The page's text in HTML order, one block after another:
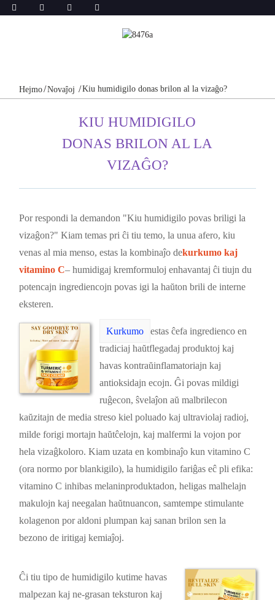
Hejmo Novaĵoj Kiu humidigilo donas brilon al la vizaĝo?
KIU HUMIDIGILO
DONAS BRILON AL LA
VIZAĜO?
Por respondi la demandon "Kiu humidigilo povas briligi la
vizaĝon?" Kiam temas pri ĉi tiu temo, la unua afero, kiu
venas al mia menso, estas la kombinaĵo dekurkumo kaj
vitamino C– humidigaj kremformuloj enhavantaj ĉi tiujn du
potencajn ingrediencojn povas igi la haŭton brili de interne
eksteren.
Kurkumo
estas ĉefa ingredienco en
tradiciaj haŭtflegadaj produktoj kaj
havas kontraŭinflamatoriajn kaj
antioksidajn ecojn. Ĝi povas mildigi
ruĝecon, ŝvelaĵon aŭ malbrilecon
kaŭzitajn de media streso kiel poluado kaj ultraviolaj radioj,
milde forigi mortajn haŭtĉelojn, kaj malfermi la vojon por
hela vizaĝkoloro. Kiam uzata en kombinaĵo kun vitamino C
(ora normo por blankigilo), la humidigilo fariĝas eĉ pli efika:
vitamino C inhibas melaninproduktadon, heligas malhelajn
makulojn kaj neegalan haŭtnuancon, samtempe stimulante
kolagenon por aldoni plumpan kaj sanan brilon sen la
bezono de iritigaj kemiaĵoj.
Ĉi tiu tipo de humidigilo kutime havas
malpezan kaj ne-grasan teksturon kaj